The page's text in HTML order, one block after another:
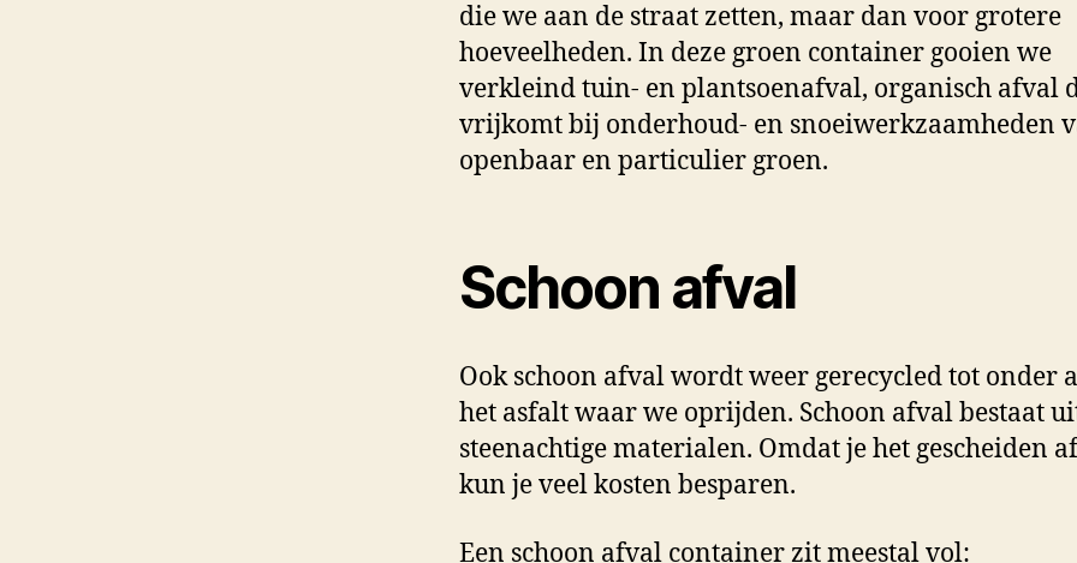
die we aan de straat zetten, maar dan voor grotere
hoeveelheden. In deze groen container gooien we
verkleind tuin- en plantsoenafval, organisch afval
vrijkomt bij onderhoud- en snoeiwerkzaamheden
openbaar en particulier groen.
Schoon afval
Ook schoon afval wordt weer gerecycled tot onder
het asfalt waar we oprijden. Schoon afval bestaat
steenachtige materialen. Omdat je het gescheiden
kun je veel kosten besparen.
Een schoon afval container zit meestal vol: